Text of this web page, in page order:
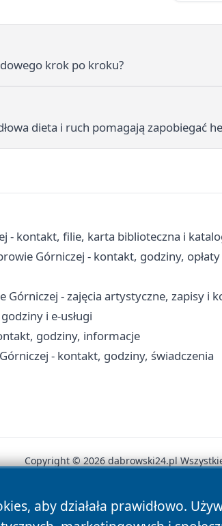
krok po kroku?
dieta i ruch pomagają zapobiegać
- kontakt, filie, karta biblioteczna i
Górniczej - kontakt, godziny,
Górniczej - zajęcia artystyczne, zapisy i
i e-usługi
godziny, informacje
- kontakt, godziny, świadczenia
aby działała prawidłowo.
Copyright © 2026 dabrowski24.pl
News Autorzy Polityka